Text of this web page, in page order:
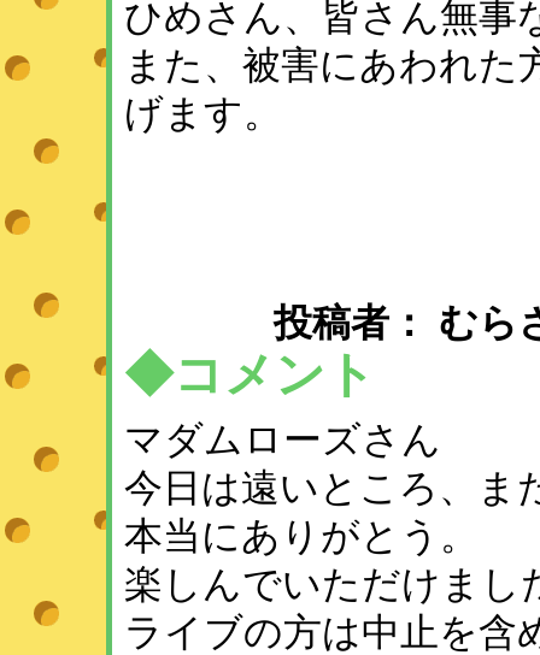
ひめさん、皆さん無事
また、被害にあわれた
げます。
投稿者： むら
◆コメント
マダムローズさん
今日は遠いところ、ま
本当にありがとう。
楽しんでいただけまし
ライブの方は中止を含